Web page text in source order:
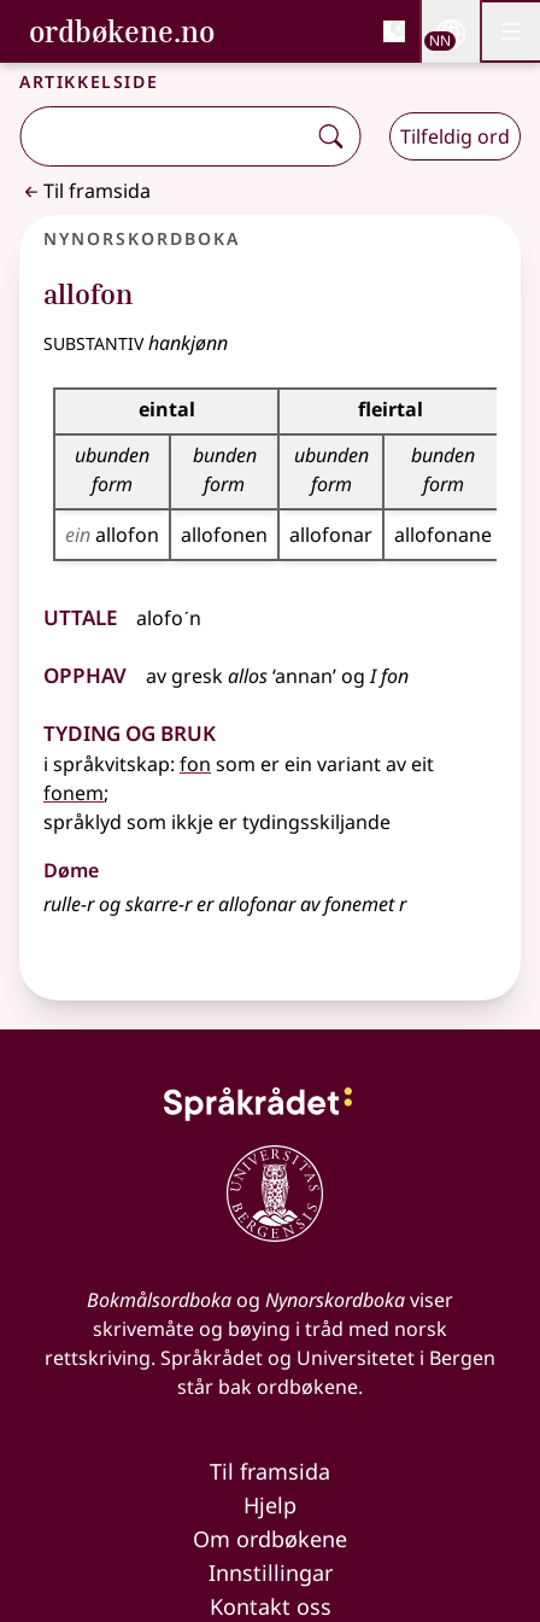
Gå til hovudinnhald
Tilgjenge
ordbøkene.no, Bokmålsordboka og
Bokmålsordboka og Nynorskordboka
NN
Artikkelside
Tilfeldig ord
Til framsida
Nynorskordboka
allofon
substantivhankjønn
Bøyningstabell for dette substantivet
eintal
fleirtal
ubunden
form
bunden
form
ubunden
form
bunden
form
einallofon allofonen allofonar allofonane
Uttale alofoˊn
Opphav av greskallos‘annan’ ogI fon
Tyding og bruk
i språkvitskap: fon som er ein variant av eit
fonem;
språklyd som ikkje er tydingsskiljande
Døme
rulle-r og skarre-r er allofonar av fonemet r
Bokmålsordbokaog Nynorskordbokaviser
skrivemåte og bøying i tråd med norsk
rettskriving. Språkrådet og Universitetet i Bergen
står bak ordbøkene.
Til framsida
Hjelp
Om ordbøkene
Innstillingar
Kontakt oss